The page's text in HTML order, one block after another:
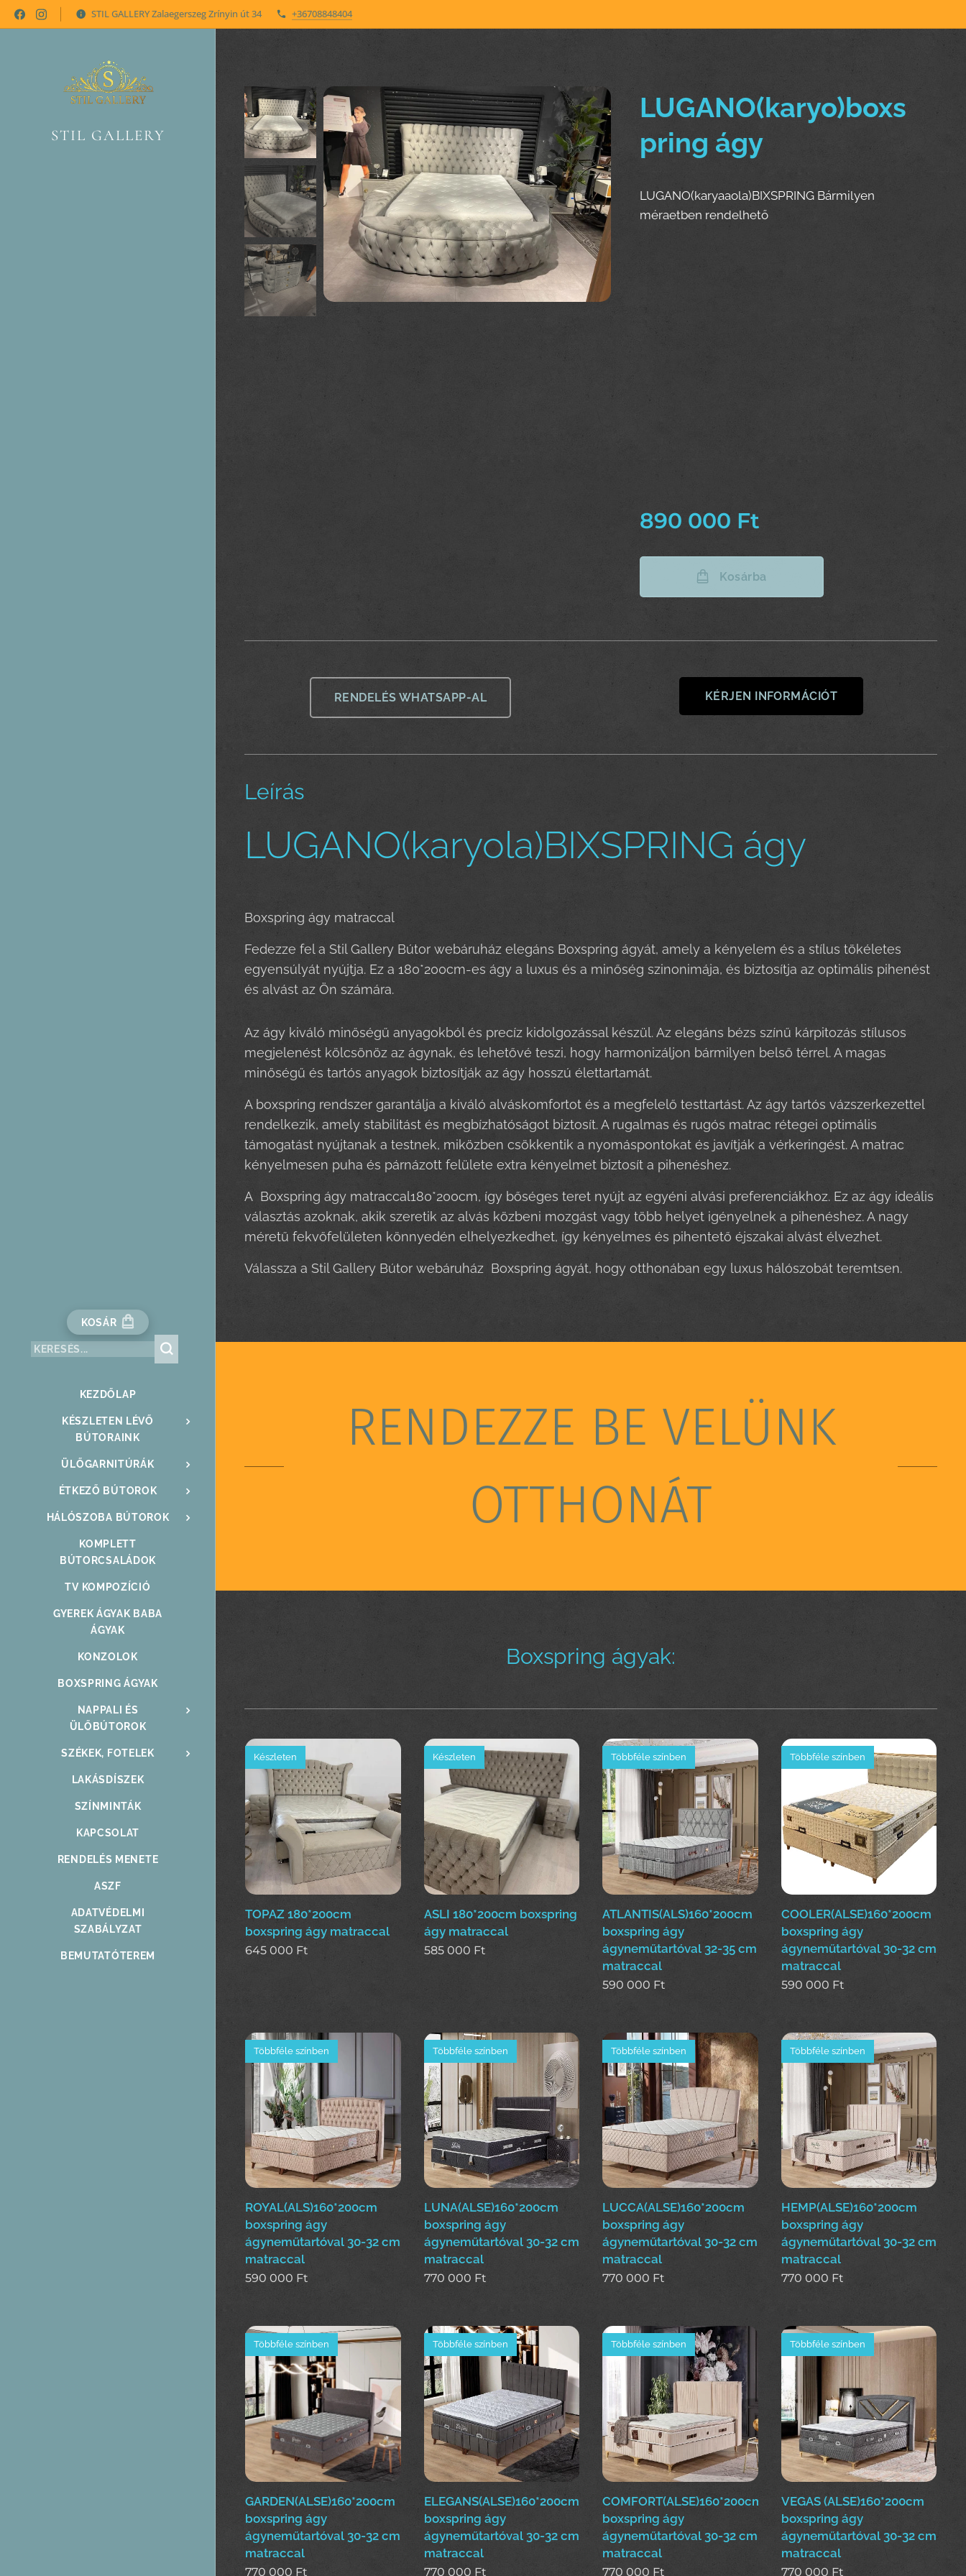
STIL GALLERY Zalaegerszeg Zrínyin út 34 +36708848404
STIL GALLERY
KOSÁR
KEZDŐLAP
KÉSZLETEN LÉVŐ
BÚTORAINK
ÜLŐGARNITÚRÁK
ÉTKEZŐ BÚTOROK
HÁLÓSZOBA BÚTOROK
KOMPLETT
BÚTORCSALÁDOK
TV KOMPOZÍCIÓ
GYEREK ÁGYAK BABA
ÁGYAK
KONZOLOK
BOXSPRING ÁGYAK
NAPPALI ÉS
ÜLŐBÚTOROK
SZÉKEK, FOTELEK
LAKÁSDÍSZEK
SZÍNMINTÁK
KAPCSOLAT
RENDELÉS MENETE
ASZF
ADATVÉDELMI
SZABÁLYZAT
BEMUTATÓTEREM
LUGANO(karyo)boxs
pring ágy
LUGANO(karyaaola)BIXSPRING Bármilyen
méraetben rendelhető
890 000 Ft
Kosárba
RENDELÉS WHATSAPP-AL KÉRJEN INFORMÁCIÓT
Leírás
LUGANO(karyola)BIXSPRING ágy
Boxspring ágy matraccal
Fedezze fel a Stil Gallery Bútor webáruház elegáns Boxspring ágyát, amely a kényelem és a stílus tökéletes
egyensúlyát nyújtja. Ez a 180*200cm-es ágy a luxus és a minőség szinonimája, és biztosítja az optimális pihenést
és alvást az Ön számára.
Az ágy kiváló minőségű anyagokból és precíz kidolgozással készül. Az elegáns bézs színű kárpitozás stílusos
megjelenést kölcsönöz az ágynak, és lehetővé teszi, hogy harmonizáljon bármilyen belső térrel. A magas
minőségű és tartós anyagok biztosítják az ágy hosszú élettartamát.
A boxspring rendszer garantálja a kiváló alváskomfortot és a megfelelő testtartást. Az ágy tartós vázszerkezettel
rendelkezik, amely stabilitást és megbízhatóságot biztosít. A rugalmas és rugós matrac rétegei optimális
támogatást nyújtanak a testnek, miközben csökkentik a nyomáspontokat és javítják a vérkeringést. A matrac
kényelmesen puha és párnázott felülete extra kényelmet biztosít a pihenéshez.
A Boxspring ágy matraccal180*200cm, így bőséges teret nyújt az egyéni alvási preferenciákhoz. Ez az ágy ideális
választás azoknak, akik szeretik az alvás közbeni mozgást vagy több helyet igényelnek a pihenéshez. A nagy
méretű fekvőfelületen könnyedén elhelyezkedhet, így kényelmes és pihentető éjszakai alvást élvezhet.
Válassza a Stil Gallery Bútor webáruház Boxspring ágyát, hogy otthonában egy luxus hálószobát teremtsen.
RENDEZZE BE VELÜNK
OTTHONÁT
Boxspring ágyak:
TOPAZ 180*200cm
boxspring ágy matraccal
Készleten
645 000 Ft
ASLI 180*200cm boxspring
ágy matraccal
Készleten
585 000 Ft
ATLANTIS(ALS)160*200cm
boxspring ágy
ágyneműtartóval 32-35 cm
matraccal
Többféle színben
590 000 Ft
COOLER(ALSE)160*200cm
boxspring ágy
ágyneműtartóval 30-32 cm
matraccal
Többféle színben
590 000 Ft
ROYAL(ALS)160*200cm
boxspring ágy
ágyneműtartóval 30-32 cm
matraccal
Többféle színben
590 000 Ft
LUNA(ALSE)160*200cm
boxspring ágy
ágyneműtartóval 30-32 cm
matraccal
Többféle színben
770 000 Ft
LUCCA(ALSE)160*200cm
boxspring ágy
ágyneműtartóval 30-32 cm
matraccal
Többféle színben
770 000 Ft
HEMP(ALSE)160*200cm
boxspring ágy
ágyneműtartóval 30-32 cm
matraccal
Többféle színben
770 000 Ft
GARDEN(ALSE)160*200cm
boxspring ágy
ágyneműtartóval 30-32 cm
matraccal
Többféle színben
770 000 Ft
ELEGANS(ALSE)160*200cm
boxspring ágy
ágyneműtartóval 30-32 cm
matraccal
Többféle színben
770 000 Ft
COMFORT(ALSE)160*200cm
boxspring ágy
ágyneműtartóval 30-32 cm
matraccal
Többféle színben
770 000 Ft
VEGAS (ALSE)160*200cm
boxspring ágy
ágyneműtartóval 30-32 cm
matraccal
Többféle színben
770 000 Ft